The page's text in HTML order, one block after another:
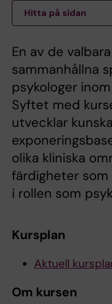
Hitta på sidan
En av de
sammanhållna
psykologer
Syftet med
utvecklar
olika kliniska
färdigheter
i rollen som
Kursplan
Aktuell
Om kursen